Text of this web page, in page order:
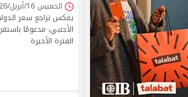
الخميس 16/أبريل/2026 - 01:30 م
يعكس تراجع سعر
الأجنبي، مدعومًا
الفترة الأخيرة